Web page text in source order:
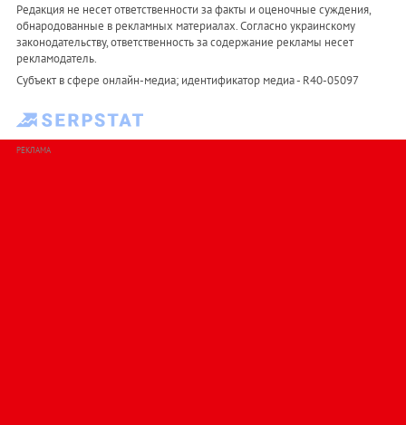
Редакция не несет ответственности за факты и оценочные суждения,
обнародованные в рекламных материалах. Согласно украинскому
законодательству, ответственность за содержание рекламы несет
рекламодатель.
Субъект в сфере онлайн-медиа; идентификатор медиа - R40-05097
РЕКЛАМА